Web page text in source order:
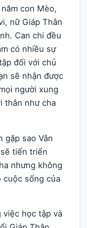
con Mèo,
nữ Giáp Thân
Can chi đều
có nhiều sự
đối với chủ
sẽ nhận được
người xung
thân như cha
gặp sao Vân
tiến triển
nhưng không
cuộc sống của
việc học tập và